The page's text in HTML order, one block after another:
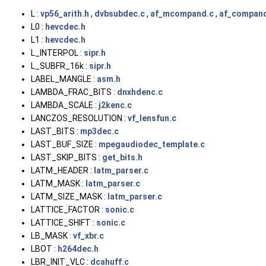
L : vp56_arith.h , dvbsubdec.c, af_mcompand.c,
L0 : hevcdec.h
L1 : hevcdec.h
L_INTERPOL : sipr.h
L_SUBFR_16k : sipr.h
LABEL_MANGLE : asm.h
LAMBDA_FRAC_BITS : dnxhdenc.c
LAMBDA_SCALE : j2kenc.c
LANCZOS_RESOLUTION : vf_lensfun.c
LAST_BITS : mp3dec.c
LAST_BUF_SIZE : mpegaudiodec_template.c
LAST_SKIP_BITS : get_bits.h
LATM_HEADER : latm_parser.c
LATM_MASK : latm_parser.c
LATM_SIZE_MASK : latm_parser.c
LATTICE_FACTOR : sonic.c
LATTICE_SHIFT : sonic.c
LB_MASK : vf_xbr.c
LBOT : h264dec.h
LBR_INIT_VLC : dcahuff.c